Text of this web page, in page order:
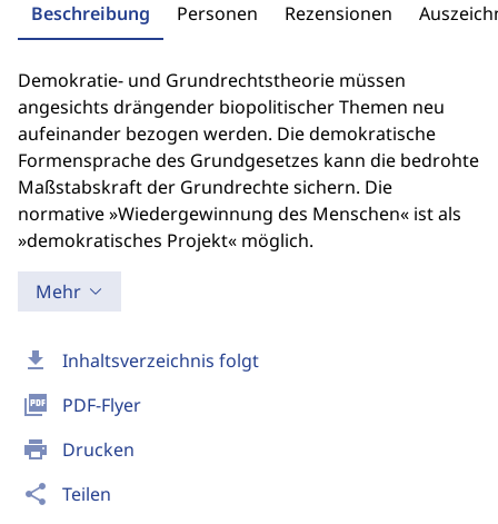
download Inhaltsverzeichnis folgt
picture_as_pdf PDF-Flyer
print Drucken
share Teilen
Beschreibung Personen Rezensionen
Demokratie- und Grundrechtstheorie müssen
angesichts drängender biopolitischer Themen neu
aufeinander bezogen werden. Die demokratische
Formensprache des Grundgesetzes kann die bedrohte
Maßstabskraft der Grundrechte sichern. Die
normative »Wiedergewinnung des Menschen« ist als
»demokratisches Projekt« möglich.
Mehr